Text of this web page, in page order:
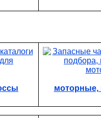
моторные,